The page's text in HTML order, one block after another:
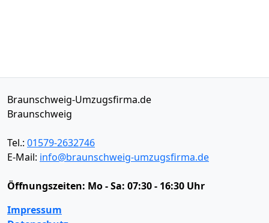
Braunschweig-Umzugsfirma.de
Braunschweig
Tel.: 01579-2632746
E-Mail: info@braunschweig-umzugsfirma.de
Öffnungszeiten: Mo - Sa: 07:30 - 16:30 Uhr
Impressum